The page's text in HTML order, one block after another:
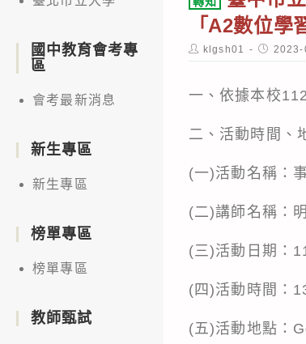
「A2數位學
Post
author:
klgsh01
Post
一、依據本校
二、活動時間、
(一)活動名稱：
(二)講師名稱：
(三)活動日期：
(四)活動時間：
(五)活動地點：
國中教育會考專
區
會考最新消息
新生專區
新生專區
榜單專區
榜單專區
教師甄試